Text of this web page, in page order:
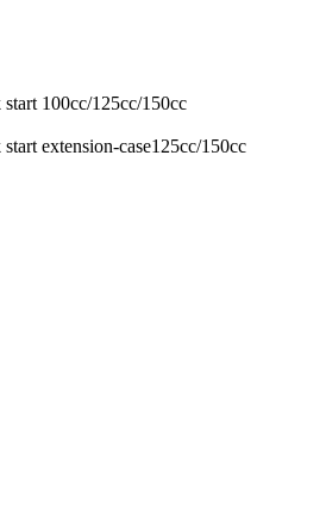
100cc/125cc/150cc
extension-case125cc/150cc